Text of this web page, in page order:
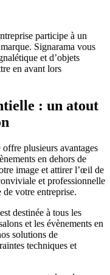
participe à un
Signarama vous
et d’objets
en avant lors
: un atout
plusieurs avantages
en dehors de
image et attirer l’œil de
et professionnelle
votre entreprise.
destinée à tous les
et les évènements en
solutions de
techniques et